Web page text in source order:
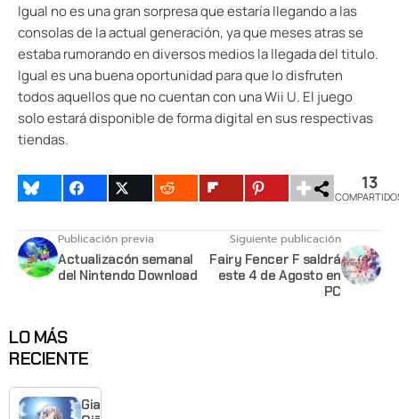
Igual no es una gran sorpresa que estaría llegando a las
consolas de la actual generación, ya que meses atras se
estaba rumorando en diversos medios la llegada del titulo.
Igual es una buena oportunidad para que lo disfruten
todos aquellos que no cuentan con una Wii U. El juego
solo estará disponible de forma digital en sus respectivas
tiendas.
13
Publicación previa
Actualizacón semanal
del Nintendo Download
Siguiente publicación
Fairy Fencer F saldrá
este 4 de Agosto en
PC
LO MÁS
RECIENTE
Giant